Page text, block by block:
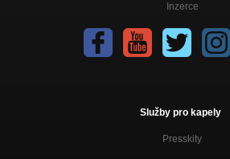
Inzerce
Služby pro kapely
Presskity